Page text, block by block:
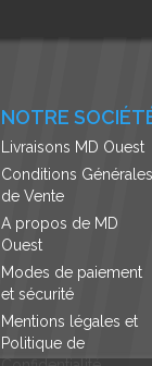
NOTRE
Livraisons MD Ouest
Conditions Générales
de Vente
A propos de MD
Ouest
Modes de paiement
et sécurité
Mentions légales et
Politique de